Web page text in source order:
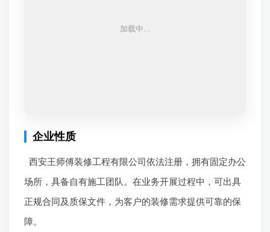
企业性质
西安王师傅装修工程有限公司依法注册，拥有固定办公
场所，具备自有施工团队。在业务开展过程中，可出具
正规合同及质保文件，为客户的装修需求提供可靠的保
障。